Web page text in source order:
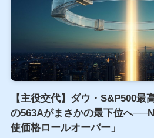
【主役交代】ダウ・S&P500最
の563Aがまさかの最下位へ
使価格ロールオーバー」